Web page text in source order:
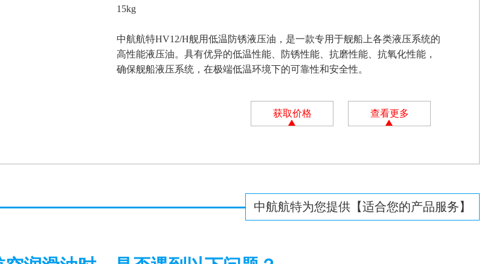
15kg
中航航特HV12/H舰用低温防锈液压油，是一款专用于舰船上各类液压系统的
高性能液压油。具有优异的低温性能、防锈性能、抗磨性能、抗氧化性能，
确保舰船液压系统，在极端低温环境下的可靠性和安全性。
获取价格 查看更多
中航航特为您提供【适合您的产品服务】